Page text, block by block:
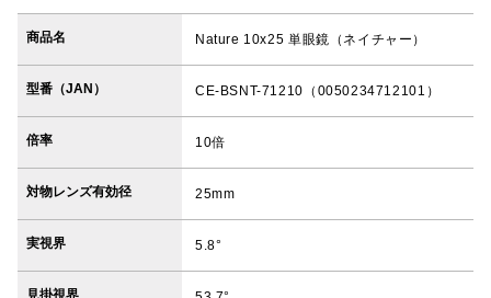
商品名 Nature 10x25 単眼鏡（ネイチャー）
型番（JAN） CE-BSNT-71210（0050234712101）
倍率 10倍
対物レンズ有効径 25mm
実視界 5.8°